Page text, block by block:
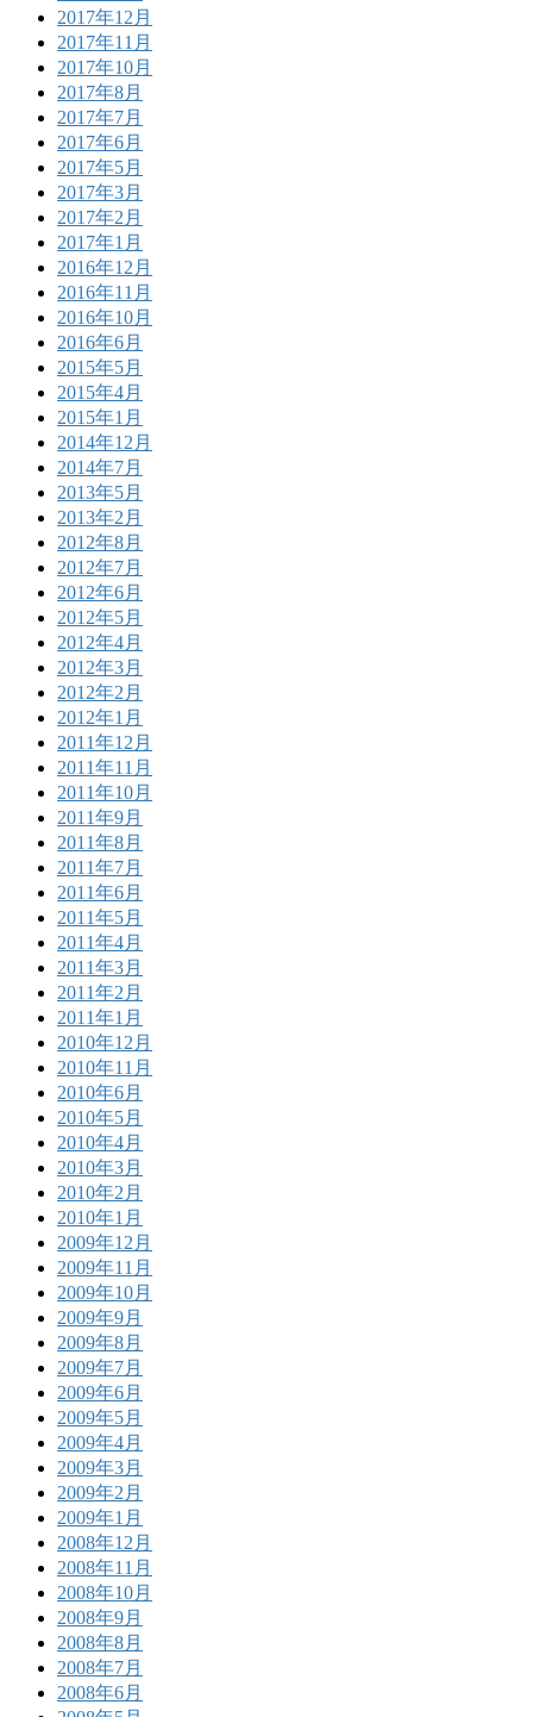
2017年12月
2017年11月
2017年10月
2017年8月
2017年7月
2017年6月
2017年5月
2017年3月
2017年2月
2017年1月
2016年12月
2016年11月
2016年10月
2016年6月
2015年5月
2015年4月
2015年1月
2014年12月
2014年7月
2013年5月
2013年2月
2012年8月
2012年7月
2012年6月
2012年5月
2012年4月
2012年3月
2012年2月
2012年1月
2011年12月
2011年11月
2011年10月
2011年9月
2011年8月
2011年7月
2011年6月
2011年5月
2011年4月
2011年3月
2011年2月
2011年1月
2010年12月
2010年11月
2010年6月
2010年5月
2010年4月
2010年3月
2010年2月
2010年1月
2009年12月
2009年11月
2009年10月
2009年9月
2009年8月
2009年7月
2009年6月
2009年5月
2009年4月
2009年3月
2009年2月
2009年1月
2008年12月
2008年11月
2008年10月
2008年9月
2008年8月
2008年7月
2008年6月